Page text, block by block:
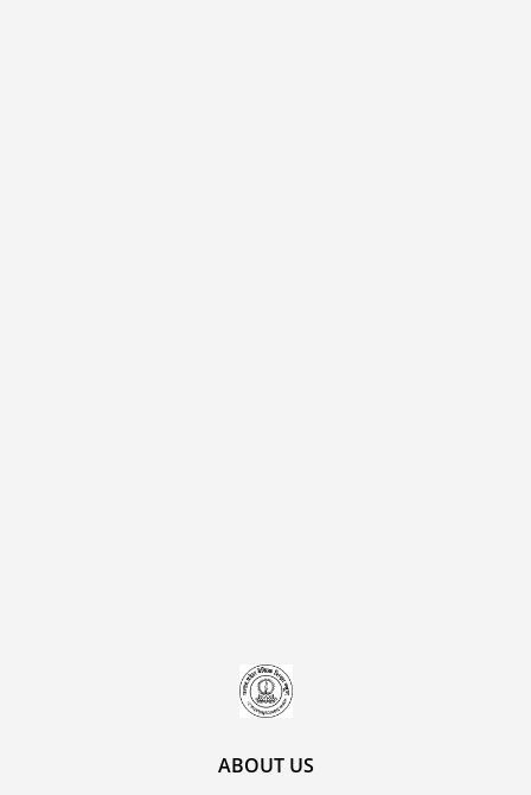
ABOUT US